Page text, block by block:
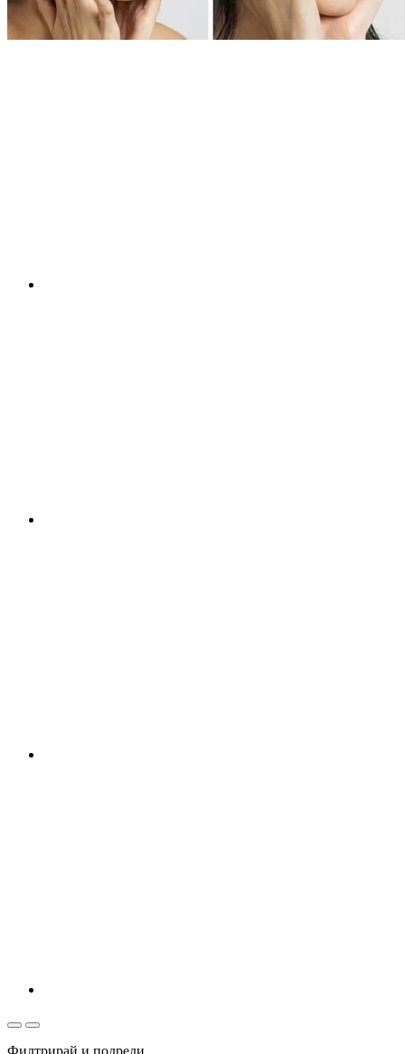
Филтрирай и подреди